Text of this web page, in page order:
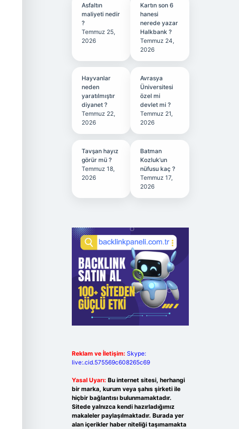
Asfaltın
maliyeti nedir
?
Temmuz 25,
2026
Kartın son 6
hanesi
nerede yazar
Halkbank ?
Temmuz 24,
2026
Hayvanlar
neden
yaratılmıştır
diyanet ?
Temmuz 22,
2026
Avrasya
Üniversitesi
özel mi
devlet mi ?
Temmuz 21,
2026
Tavşan hayız
görür mü ?
Temmuz 18,
2026
Batman
Kozluk’un
nüfusu kaç ?
Temmuz 17,
2026
Reklam ve İletişim: Skype:
live:.cid.575569c608265c69
Yasal Uyarı: Bu internet sitesi, herhangi
bir marka, kurum veya şahıs şirketi ile
hiçbir bağlantısı bulunmamaktadır.
Sitede yalnızca kendi hazırladığımız
makaleler paylaşılmaktadır. Burada yer
alan içerikler haber niteliği taşımamakta